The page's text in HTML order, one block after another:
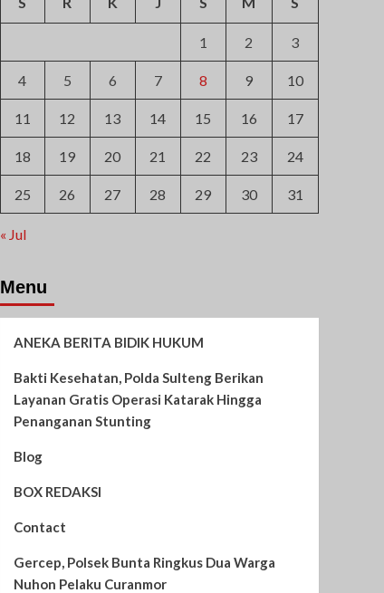
1 2 3
4 5 6 7 8 9 10
11 12 13 14 15 16 17
18 19 20 21 22 23 24
25 26 27 28 29 30 31
« Jul
Menu
ANEKA BERITA BIDIK HUKUM
Bakti Kesehatan, Polda Sulteng Berikan
Layanan Gratis Operasi Katarak Hingga
Penanganan Stunting
Blog
BOX REDAKSI
Contact
Gercep, Polsek Bunta Ringkus Dua Warga
Nuhon Pelaku Curanmor